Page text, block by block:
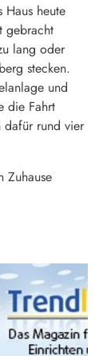
Haus heute
gebracht
lang oder
stecken.
und
die Fahrt
dafür rund vier
Zuhause